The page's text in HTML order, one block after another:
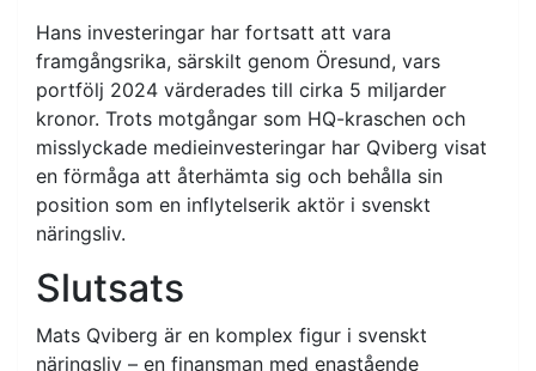
Hans investeringar har fortsatt att vara
framgångsrika, särskilt genom Öresund, vars
portfölj 2024 värderades till cirka 5 miljarder
kronor. Trots motgångar som HQ-kraschen och
misslyckade medieinvesteringar har Qviberg visat
en förmåga att återhämta sig och behålla sin
position som en inflytelserik aktör i svenskt
näringsliv.
Slutsats
Mats Qviberg är en komplex figur i svenskt
näringsliv – en finansman med enastående